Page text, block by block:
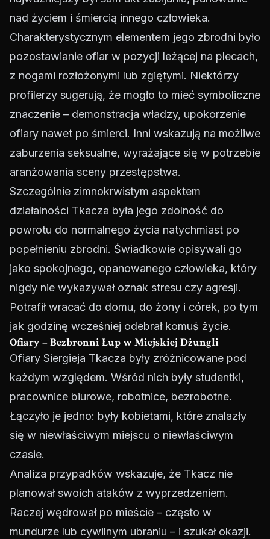
nad życiem i śmiercią innego człowieka.
Charakterystycznym elementem jego zbrodni było
pozostawianie ofiar w pozycji leżącej na plecach,
z nogami rozłożonymi lub zgiętymi. Niektórzy
profilerzy sugerują, że mogło to mieć symboliczne
znaczenie – demonstracja władzy, upokorzenie
ofiary nawet po śmierci. Inni wskazują na możliwe
zaburzenia seksualne, wyrażające się w potrzebie
aranżowania sceny przestępstwa.
Szczególnie zimnokrwistym aspektem
działalności Tkacza była jego zdolność do
powrotu do normalnego życia natychmiast po
popełnieniu zbrodni. Świadkowie opisywali go
jako spokojnego, opanowanego człowieka, który
nigdy nie wykazywał oznak stresu czy agresji.
Potrafił wracać do domu, do żony i córek, po tym
jak godzinę wcześniej odebrał komuś życie.
Ofiary – Bezbronni Łup w Miejskiej Dżungli
Ofiary Siergieja Tkacza były zróżnicowane pod
każdym względem. Wśród nich były studentki,
pracownice biurowe, robotnice, bezrobotne.
Łączyło je jedno: były kobietami, które znalazły
się w niewłaściwym miejscu o niewłaściwym
czasie.
Analiza przypadków wskazuje, że Tkacz nie
planował swoich ataków z wyprzedzeniem.
Raczej wędrował po mieście – często w
mundurze lub cywilnym ubraniu – i szukał okazji.